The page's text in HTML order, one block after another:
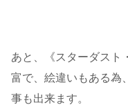
あと、《スターダスト
富で、絵違いもある為
事も出来ます。